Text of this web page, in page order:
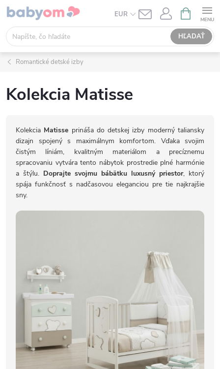
Prejsť
obsah
EUR
HĽADAŤ
KOŠÍK
Romantické detské izby
Kolekcia Matisse
Kolekcia Matisse prináša do detskej izby moderný taliansky
dizajn spojený s maximálnym komfortom. Vďaka svojim
čistým líniám, kvalitným materiálom a precíznemu
spracovaniu vytvára tento nábytok prostredie plné harmónie
a štýlu. Doprajte svojmu bábätku luxusný priestor, ktorý
spája funkčnosť s nadčasovou eleganciou pre tie najkrajšie
sny.